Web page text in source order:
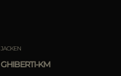
JACKEN
GHIBERTI-KM